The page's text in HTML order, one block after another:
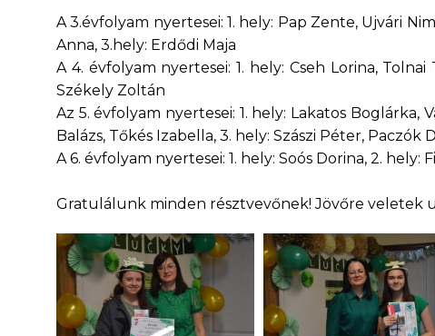
A 3.évfolyam nyertesei: 1. hely: Pap Zente, Ujvári
Anna, 3.hely: Erdődi Maja
A 4. évfolyam nyertesei: 1. hely: Cseh Lorina,
Székely Zoltán
Az 5. évfolyam nyertesei: 1. hely: Lakatos Boglárka,
Balázs, Tőkés Izabella, 3. hely: Szászi Péter, Paczók
A 6. évfolyam nyertesei: 1. hely: Soós Dorina, 2. hely:
Gratulálunk minden résztvevőnek! Jövőre veletek